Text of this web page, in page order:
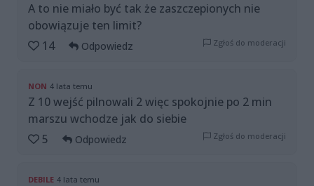
A to nie miało być tak że zaszczepionych nie
obowiązuje ten limit?
14
Odpowiedz Zgłoś do moderacji
NON 4 lata temu
Z 10 wejść pilnowali 2 więc spokojnie po 2 min
marszu wchodze jak do siebie
5
Odpowiedz Zgłoś do moderacji
DEBILE 4 lata temu